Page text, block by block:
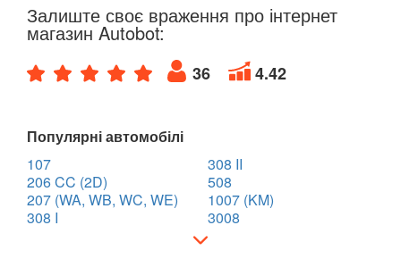
Залиште своє враження про інтернет
магазин Autobot:
36 4.42
Популярні автомобілі
107
206 CC (2D)
207 (WA, WB, WC, WE)
308 I
308 II
508
1007 (KM)
3008